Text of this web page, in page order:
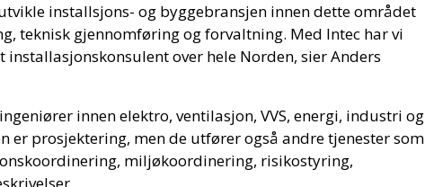
installsjons- og byggebransjen innen dette området
teknisk gjennomføring og forvaltning. Med Intec har vi
over hele Norden, sier Anders
innen elektro, ventilasjon, VVS, energi, industri og
er prosjektering, men de utfører også andre tjenester som
miljøkoordinering, risikostyring,